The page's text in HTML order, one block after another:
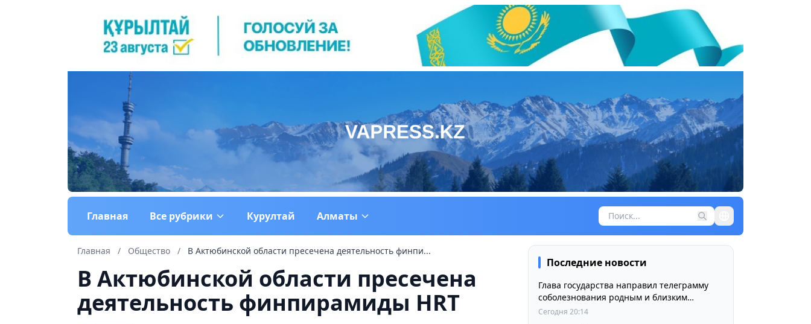
Главная Все рубрики Курултай Алматы
Главная / Общество / В Актюбинской области пресечена деятельность финпи...
В Актюбинской области пресечена
деятельность финпирамиды HRT
Последние новости
Глава государства направил телеграмму
соболезнования родным и близким
выдающегося кинорежиссера Ардака
Сегодня 20:14